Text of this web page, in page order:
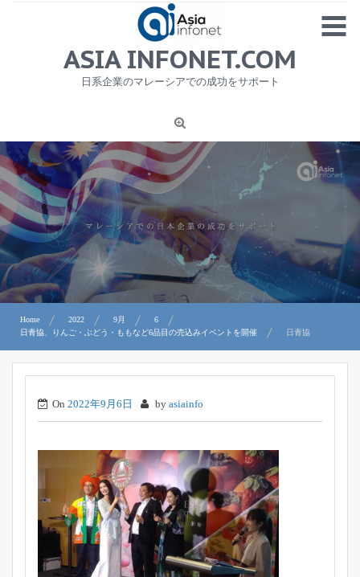
MENU
1
ニュース
労務サービス
プライバシーポリシー及び著作権について
お問合せ
ASIA INFONET.COM
日系企業のマレーシアでの成功をサポート
Home 2022 9月
6
日青協、りんご・ぶどう・ももなど6品目の売込みイベントを開催
日青協
On 2022年9月6日 by asiainfo